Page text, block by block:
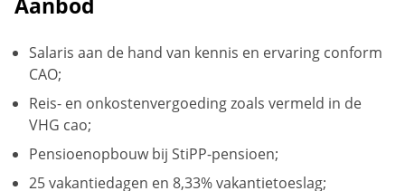
Salaris aan de hand van kennis en ervaring conform
CAO;
Reis- en onkostenvergoeding zoals vermeld in de
VHG cao;
Pensioenopbouw bij StiPP-pensioen;
25 vakantiedagen en 8,33% vakantietoeslag;